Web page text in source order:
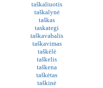
taškaliuotis
taškalynė
taškas
taskategi
taškavabalis
taškavimas
taškėlė
taškelis
taškena
taškėtas
taškinė